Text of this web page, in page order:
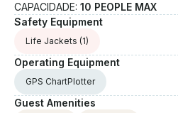
CAPACIDADE: 10 PEOPLE MAX
Safety Equipment
Life Jackets (1)
Operating Equipment
GPS ChartPlotter
Guest Amenities